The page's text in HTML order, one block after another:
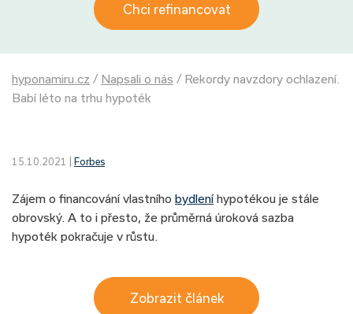
Chci refinancovat
hyponamiru.cz / Napsali o nás / Rekordy navzdory ochlazení.
Babí léto na trhu hypoték
15.10.2021 | Forbes
Zájem o financování vlastního bydleníhypotékou je stále
obrovský. A to i přesto, že průměrná úroková sazba
hypoték pokračuje v růstu.
Zobrazit článek